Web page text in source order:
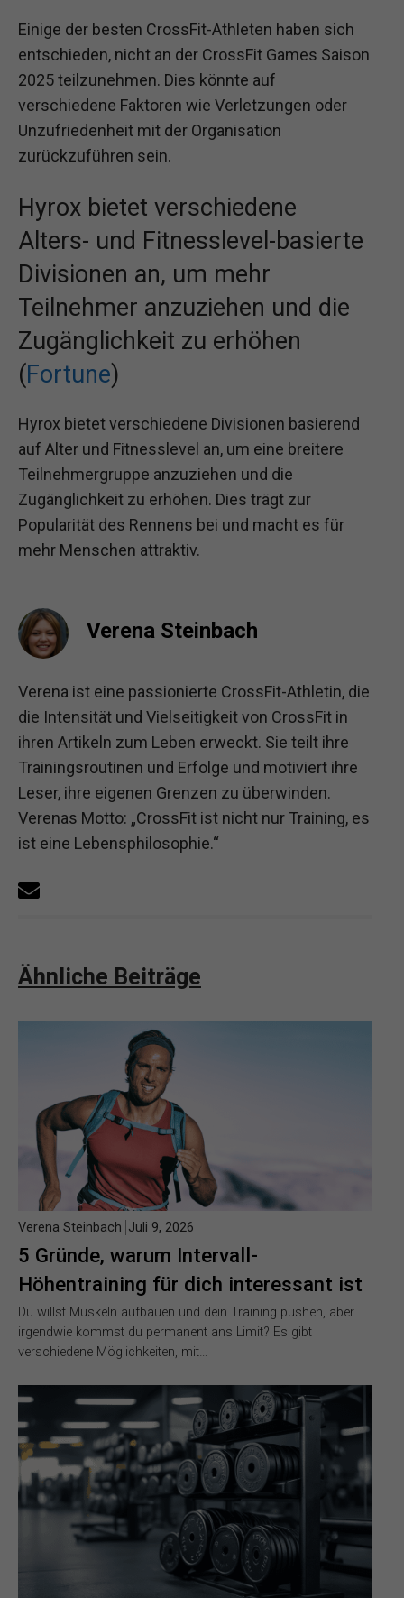
Einige der besten CrossFit-Athleten haben sich
entschieden, nicht an der CrossFit Games Saison
2025 teilzunehmen. Dies könnte auf
verschiedene Faktoren wie Verletzungen oder
Unzufriedenheit mit der Organisation
zurückzuführen sein.
Hyrox bietet verschiedene
Alters- und Fitnesslevel-basierte
Divisionen an, um mehr
Teilnehmer anzuziehen und die
Zugänglichkeit zu erhöhen
(Fortune)
Hyrox bietet verschiedene Divisionen basierend
auf Alter und Fitnesslevel an, um eine breitere
Teilnehmergruppe anzuziehen und die
Zugänglichkeit zu erhöhen. Dies trägt zur
Popularität des Rennens bei und macht es für
mehr Menschen attraktiv.
Verena Steinbach
Verena ist eine passionierte CrossFit-Athletin, die
die Intensität und Vielseitigkeit von CrossFit in
ihren Artikeln zum Leben erweckt. Sie teilt ihre
Trainingsroutinen und Erfolge und motiviert ihre
Leser, ihre eigenen Grenzen zu überwinden.
Verenas Motto: „CrossFit ist nicht nur Training, es
ist eine Lebensphilosophie.“
Ähnliche Beiträge
5 Gründe, warum Intervall-
Höhentraining für dich interessant ist
Verena Steinbach Juli 9, 2026
Du willst Muskeln aufbauen und dein Training pushen, aber
irgendwie kommst du permanent ans Limit? Es gibt
verschiedene Möglichkeiten, mit…